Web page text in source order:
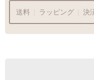
送料 ラッピング 決